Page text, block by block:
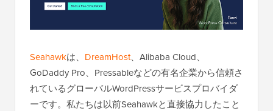
Seahawkは、 DreamHost、Alibaba Cloud、
GoDaddy Pro、Pressableなどの有名企業から信頼さ
れているグローバルWordPressサービスプロバイダ
ーです。私たちは以前Seahawkと直接協力したこと